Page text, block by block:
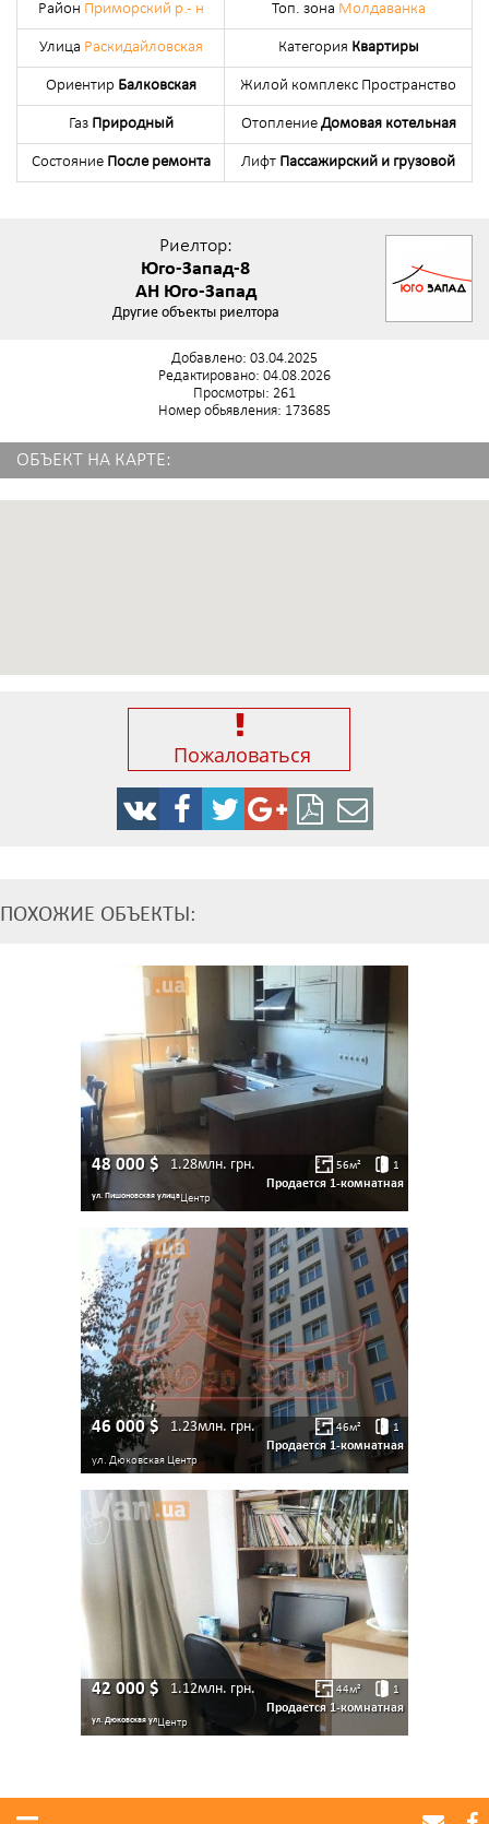
Район Приморский р.- н Топ. зона Молдаванка
Улица Раскидайловская Категория Квартиры
Ориентир Балковская Жилой комплекс Пространство
Газ Природный Отопление Домовая котельная
Состояние После ремонта Лифт Пассажирский и грузовой
Риелтор:
Юго-Запад-8
АН Юго-Запад
Другие объекты риелтора
Добавлено: 03.04.2025
Редактировано: 04.08.2026
Просмотры: 261
Номер обьявления: 173685
ОБЪЕКТ НА КАРТЕ:
Пожаловаться
ПОХОЖИЕ ОБЪЕКТЫ:
48 000$ 1.28млн. грн. 56м² 1
Продается 1-комнатная
ул. Пишоновская улицаЦентр
46 000$ 1.23млн. грн. 46м² 1
Продается 1-комнатная
ул. Дюковская Центр
42 000 $ 1.12млн. грн. 44м² 1
Продается 1-комнатная
ул. Дюковская улЦентр